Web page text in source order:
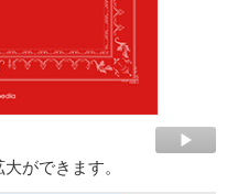
ができます。